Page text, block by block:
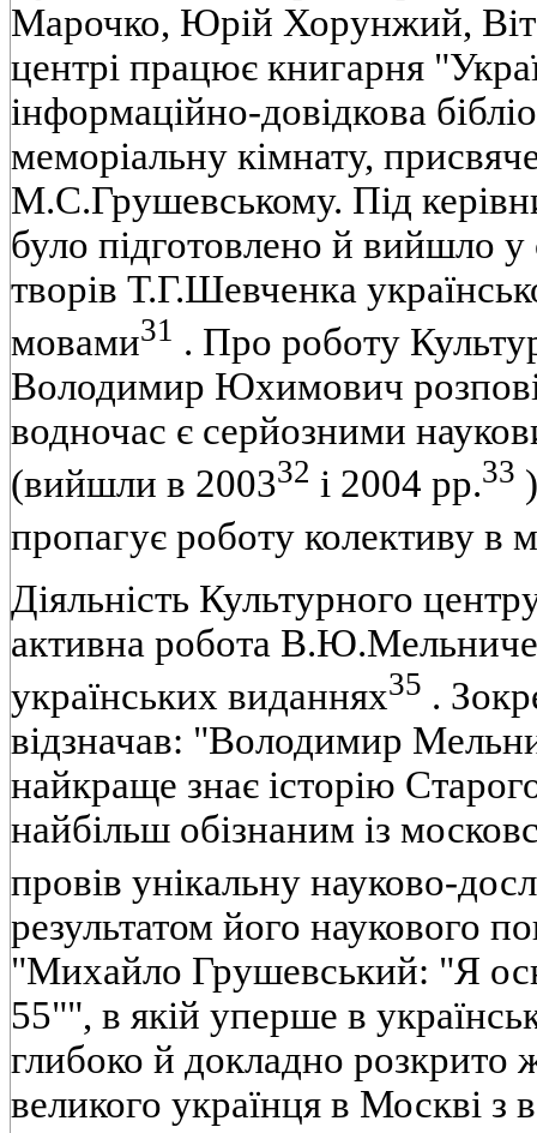
Марочко, Юрiй Хорунжий,
центрi працює книгарня
iнформацiйно-довiдкова
меморiальну кiмнату,
М.С.Грушевському. Пiд
було пiдготовлено й вийшло
творiв Т.Г.Шевченка
мовами31 . Про роботу
Володимир Юхимович
водночас є серйозними
(вийшли в 200332 i 2004 pp.33
пропагує роботу колективу в
Дiяльнiсть Культурного
активна робота
українських виданнях35 .
вiдзначав: "Володимир
найкраще знає iсторiю
найбiльш обiзнаним iз
провiв унiкальну науково-
результатом його наукового
"Михайло Грушевський: "Я
55"", в якiй уперше в
глибоко й докладно розкрито
великого українця в Москвi з